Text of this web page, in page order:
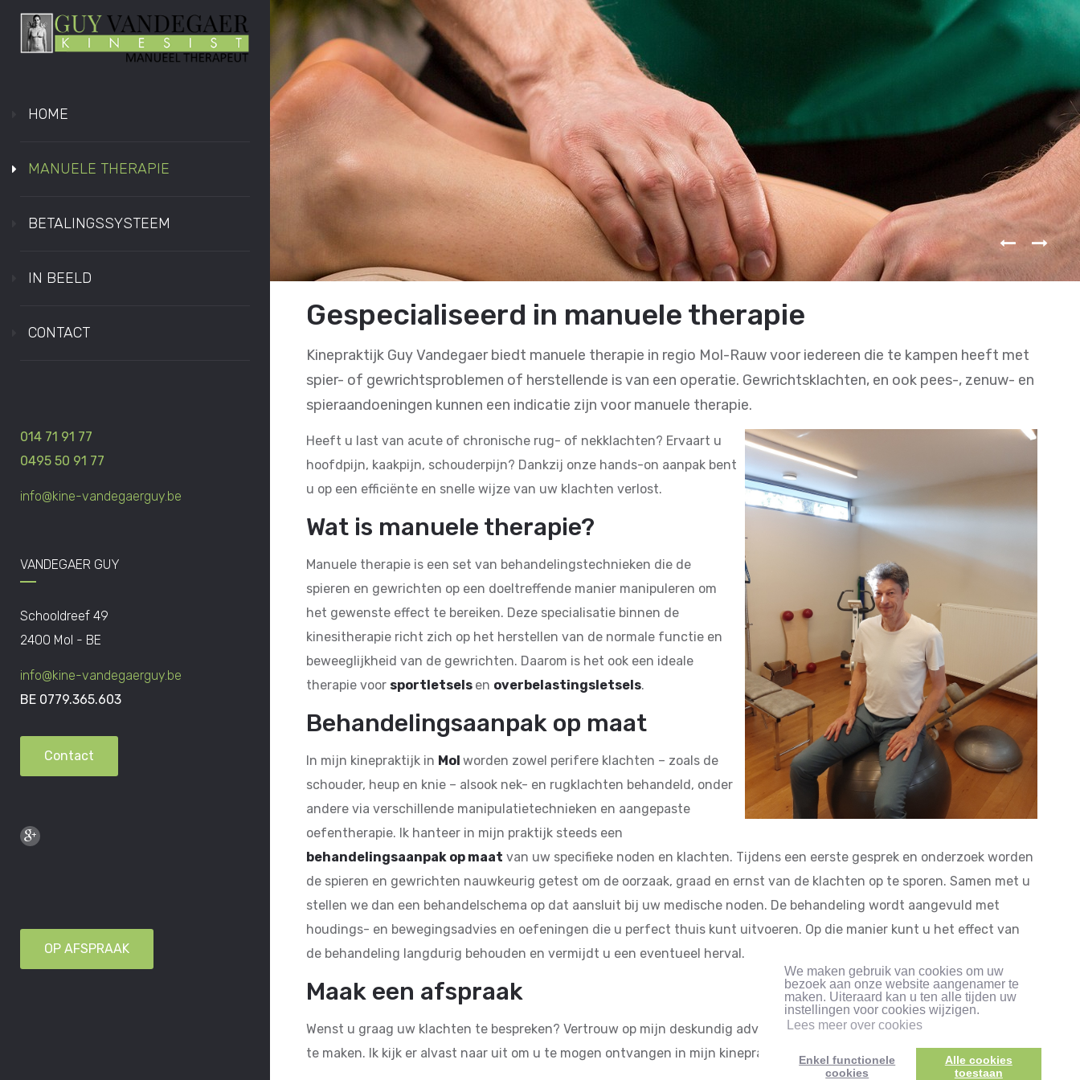
We maken gebruik van cookies om uw
bezoek aan onze website aangenamer te
maken. Uiteraard kan u ten alle tijden uw
instellingen voor cookies wijzigen.
Lees meer over cookies
Enkel functionele
cookies
Alle cookies
toestaan
HOME
MANUELE THERAPIE
BETALINGSSYSTEEM
IN BEELD
CONTACT
014 71 91 77
0495 50 91 77
info@kine-vandegaerguy.be
VANDEGAER GUY
Schooldreef 49
2400 Mol - BE
info@kine-vandegaerguy.be
BE 0779.365.603
Contact
OP AFSPRAAK
Gespecialiseerd in manuele therapie
Kinepraktijk Guy Vandegaer biedt manuele therapie in regio Mol-Rauw voor iedereen die te kampen heeft met
spier- of gewrichtsproblemen of herstellende is van een operatie. Gewrichtsklachten, en ook pees-, zenuw- en
spieraandoeningen kunnen een indicatie zijn voor manuele therapie.
Heeft u last van acute of chronische rug- of nekklachten? Ervaart u
hoofdpijn, kaakpijn, schouderpijn? Dankzij onze hands-on aanpak bent
u op een efficiënte en snelle wijze van uw klachten verlost.
Wat is manuele therapie?
Manuele therapie is een set van behandelingstechnieken die de
spieren en gewrichten op een doeltreffende manier manipuleren om
het gewenste effect te bereiken. Deze specialisatie binnen de
kinesitherapie richt zich op het herstellen van de normale functie en
beweeglijkheid van de gewrichten. Daarom is het ook een ideale
therapie voor sportletsels en overbelastingsletsels.
Behandelingsaanpak op maat
In mijn kinepraktijk in Mol worden zowel perifere klachten – zoals de
schouder, heup en knie – alsook nek- en rugklachten behandeld, onder
andere via verschillende manipulatietechnieken en aangepaste
oefentherapie. Ik hanteer in mijn praktijk steeds een
behandelingsaanpak op maat van uw specifieke noden en klachten. Tijdens een eerste gesprek en onderzoek worden
de spieren en gewrichten nauwkeurig getest om de oorzaak, graad en ernst van de klachten op te sporen. Samen met u
stellen we dan een behandelschema op dat aansluit bij uw medische noden. De behandeling wordt aangevuld met
houdings- en bewegingsadvies en oefeningen die u perfect thuis kunt uitvoeren. Op die manier kunt u het effect van
de behandeling langdurig behouden en vermijdt u een eventueel herval.
Maak een afspraak
Wenst u graag uw klachten te bespreken? Vertrouw op mijn deskundig advies en neem evencontactop om een afspraak
te maken. Ik kijk er alvast naar uit om u te mogen ontvangen in mijn kinepraktijk in Mol-Rauw.